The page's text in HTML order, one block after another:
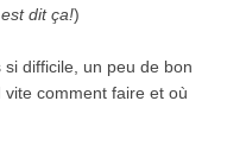
dit ça!)
si difficile, un peu de bon
comment faire et où